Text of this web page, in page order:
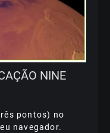
NINE
pontos) no
navegador.